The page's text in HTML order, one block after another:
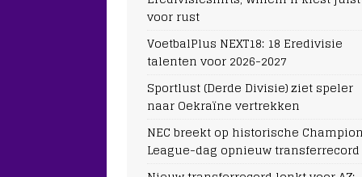
voor rust
VoetbalPlus NEXT18: 18 Eredivisie
talenten voor 2026-2027
Sportlust (Derde Divisie) ziet speler
naar Oekraïne vertrekken
NEC breekt op historische
League-dag opnieuw transferrecord